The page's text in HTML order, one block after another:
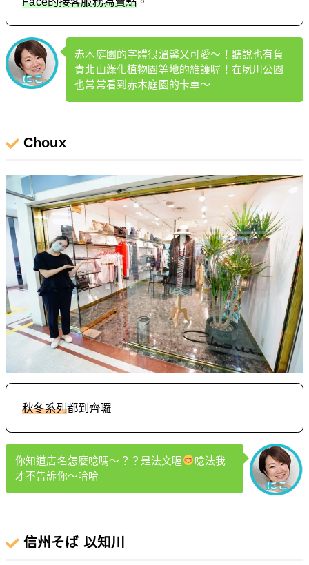
赤木庭園的字體很溫馨又可愛～！聽說也有負
責北山綠化植物園等地的維護喔！在夙川公園
也常常看到赤木庭園的卡車～
Choux
秋冬系列都到齊囉
你知道店名怎麼唸嗎～？？是法文喔
唸法我
才不告訴你～哈哈
信州そば 以知川